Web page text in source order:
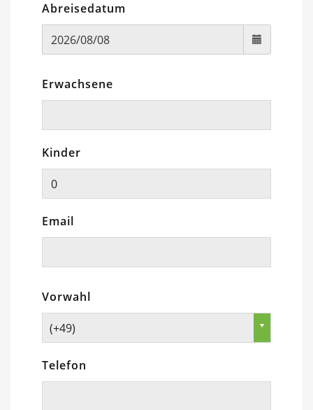
Abreisedatum
Erwachsene
Kinder
Email
Vorwahl
(+49)
Telefon